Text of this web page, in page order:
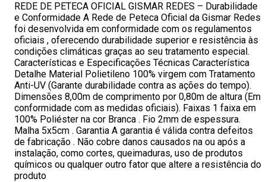
REDE DE PETECA OFICIAL GISMAR REDES – Durabilidade
e Conformidade A Rede de Peteca Oficial da Gismar Redes
foi desenvolvida em conformidade com os regulamentos
oficiais , oferecendo durabilidade superior e resistência às
condições climáticas graças ao seu tratamento especial.
Características e Especificações Técnicas Característica
Detalhe Material Polietileno 100% virgem com Tratamento
Anti-UV (Garante durabilidade contra as ações do tempo).
Dimensões 8,00m de comprimento por 0,80m de altura (Em
conformidade com as medidas oficiais). Faixas 1 faixa em
100% Poliéster na cor Branca . Fio 2mm de espessura.
Malha 5x5cm . Garantia A garantia é válida contra defeitos
de fabricação . Não cobre danos causados na ou após a
instalação, como cortes, queimaduras, uso de produtos
químicos ou qualquer outro fator que altere a resistência do
produto